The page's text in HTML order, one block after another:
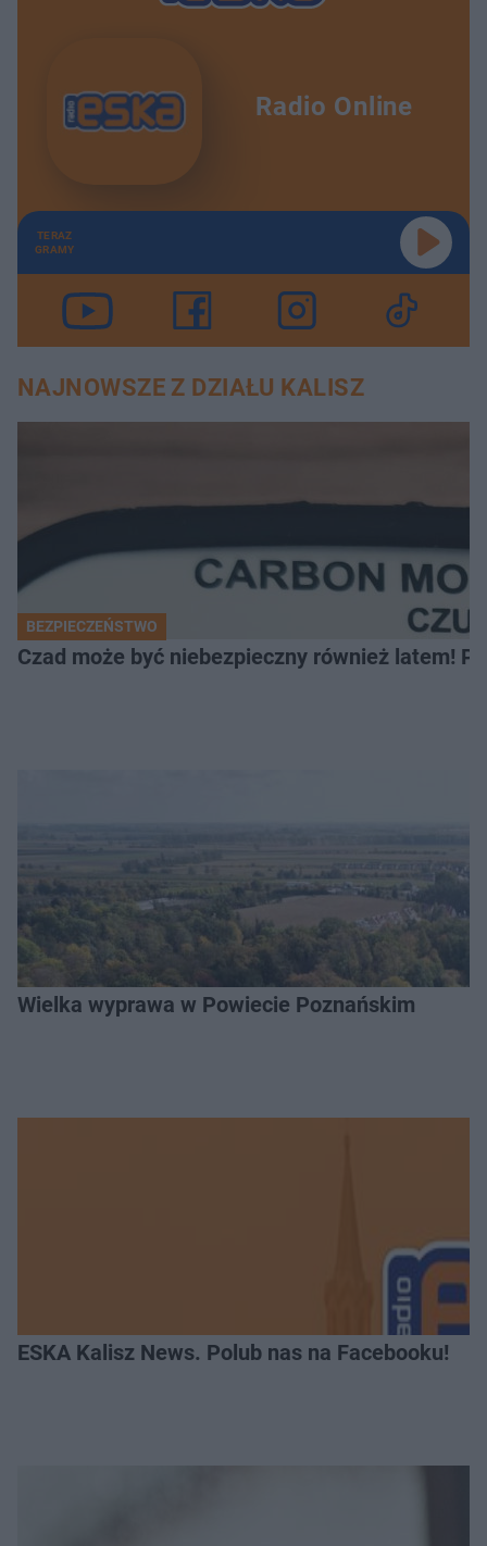
Radio Online
TERAZ
GRAMY
NAJNOWSZE Z DZIAŁU KALISZ
BEZPIECZEŃSTWO
Czad może być niebezpieczny również latem!
Wielka wyprawa w Powiecie Poznańskim
ESKA Kalisz News. Polub nas na Facebooku!